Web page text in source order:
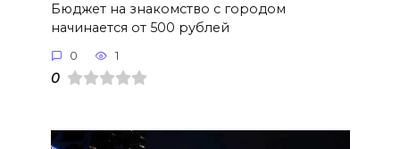
Бюджет на знакомство с городом
начинается от 500 рублей
0 1
0